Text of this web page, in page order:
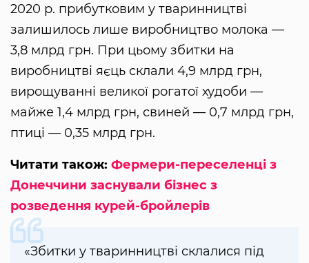
2020 р. прибутковим у тваринництві
залишилось лише виробництво молока —
3,8 млрд грн. При цьому збитки на
виробництві яєць склали 4,9 млрд грн,
вирощуванні великої рогатої худоби —
майже 1,4 млрд грн, свиней — 0,7 млрд грн,
птиці — 0,35 млрд грн.
Читати також: Фермери-переселенці з
Донеччини заснували бізнес з
розведення курей-бройлерів
«Збитки у тваринництві склалися під